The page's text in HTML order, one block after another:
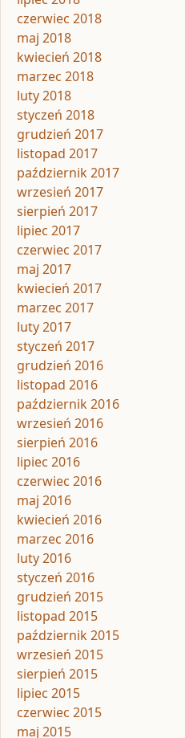
czerwiec 2018
maj 2018
kwiecień 2018
marzec 2018
luty 2018
styczeń 2018
grudzień 2017
listopad 2017
październik 2017
wrzesień 2017
sierpień 2017
lipiec 2017
czerwiec 2017
maj 2017
kwiecień 2017
marzec 2017
luty 2017
styczeń 2017
grudzień 2016
listopad 2016
październik 2016
wrzesień 2016
sierpień 2016
lipiec 2016
czerwiec 2016
maj 2016
kwiecień 2016
marzec 2016
luty 2016
styczeń 2016
grudzień 2015
listopad 2015
październik 2015
wrzesień 2015
sierpień 2015
lipiec 2015
czerwiec 2015
maj 2015